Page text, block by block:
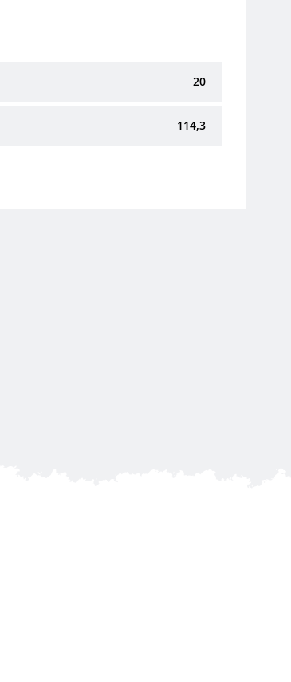
20
114,3